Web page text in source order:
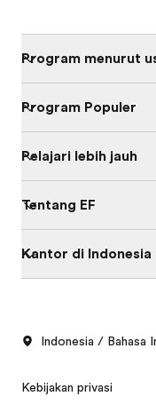
Program menurut
Program Populer
Pelajari lebih jauh
Tentang EF
Kantor di Indonesia
Indonesia / Bahasa
Kebijakan privasi